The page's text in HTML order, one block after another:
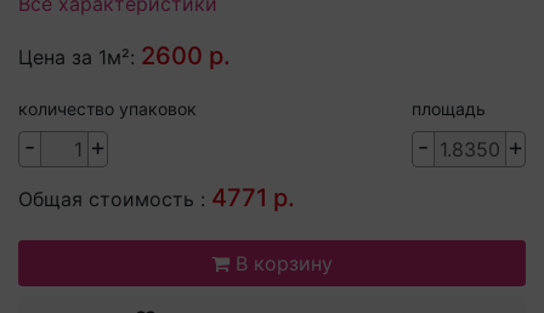
Цена за 1м²: 2600 р.
количество упаковок
- +
площадь
- +
Общая стоимость : 4771 р.
В корзину